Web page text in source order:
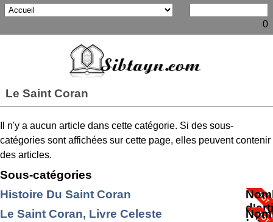
0
Le Saint Coran
Il n'y a aucun article dans cette catégorie. Si des sous-
catégories sont affichées sur cette page, elles peuvent contenir
des articles.
Sous-catégories
Histoire Du Saint Coran
Le Saint Coran, Livre Celeste